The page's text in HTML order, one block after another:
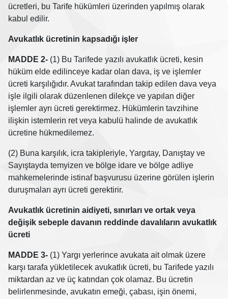
ücretleri, bu Tarife hükümleri üzerinden yapılmış olarak
kabul edilir.
Avukatlık ücretinin kapsadığı işler
MADDE 2-(1) Bu Tarifede yazılı avukatlık ücreti, kesin
hüküm elde edilinceye kadar olan dava, iş ve işlemler
ücreti karşılığıdır. Avukat tarafından takip edilen dava veya
işle ilgili olarak düzenlenen dilekçe ve yapılan diğer
işlemler ayrı ücreti gerektirmez. Hükümlerin tavzihine
ilişkin istemlerin ret veya kabulü halinde de avukatlık
ücretine hükmedilemez.
(2) Buna karşılık, icra takipleriyle, Yargıtay, Danıştay ve
Sayıştayda temyizen ve bölge idare ve bölge adliye
mahkemelerinde istinaf başvurusu üzerine görülen işlerin
duruşmaları ayrı ücreti gerektirir.
Avukatlık ücretinin aidiyeti, sınırları ve ortak veya
değişik sebeple davanın reddinde davalıların avukatlık
ücreti
MADDE 3-(1) Yargı yerlerince avukata ait olmak üzere
karşı tarafa yükletilecek avukatlık ücreti, bu Tarifede yazılı
miktardan az ve üç katından çok olamaz. Bu ücretin
belirlenmesinde, avukatın emeği, çabası, işin önemi,